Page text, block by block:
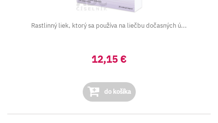
Rastlinný liek, ktorý sa používa na liečbu dočasných ú...
12,15 €
do košíka